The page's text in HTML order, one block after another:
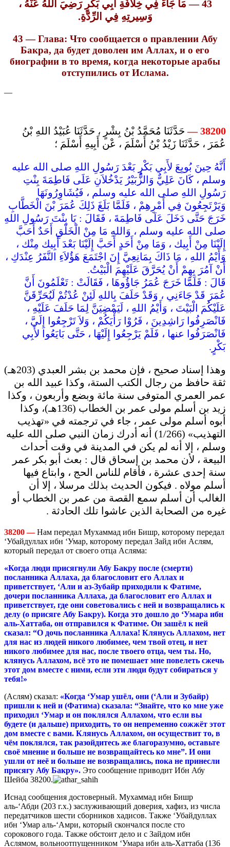
43 — مَا جَاءَ فِي خِلاَفَةِ أَبِي بَكْرٍ رَضِيَ اللهُ عَنْهُ ،
وَسِيرتِهِ فِي الرِّدّةِ.
43 — Глава: Что сообщается о правлении Абу
Бакра, да будет доволен им Аллах, и о его
биографии в то время, когда некоторые арабы
отступились от Ислама.
—
38200 —
حَدَّثَنَا مُحَمَّدُ بْنُ بِشْرٍ ، حَدَّثَنَا عُبَيْدُ اللهِ بْنُ
عُمَرَ ، حَدَّثَنَا زَيْدُ بْنُ أَسْلَمَ ، عْن أَبِيهِ أَسْلَمَ ؛
أَنَّهُ حِينَ بُويِعَ لأَبِي بَكْرٍ بَعْدَ رَسُولِ اللهِ صلى الله عليه
وسلم ، كَانَ عَلِيٌّ وَالزُّبَيْرُ يَدْخُلاَنِ عَلَى فَاطِمَةَ بِنْتِ
رَسُولِ اللهِ صلى الله عليه وسلم ، فَيُشَاوِرُونَهَا
وَيَرْتَجِعُونَ فِي أَمْرِهِمْ ، فَلَمَّا بَلَغَ ذَلِكَ عُمَرَ بْنَ الْخَطَّابِ
خَرَجَ حَتَّى دَخَلَ عَلَى فَاطِمَةَ ، فَقَالَ : يَا بِنْتَ رَسُولِ اللهِ
صلى الله عليه وسلم ، وَاللهِ مَا مِنْ الْخَلْقِ أَحَدٌ أَحَبَّ
إِلَيْنَا مِنْ أَبِيك ، وَمَا مِنْ أَحَدٍ أَحَبَّ إِلَيْنَا بَعْدَ أَبِيك مِنْك ،
وَأَيْمُ اللهِ ، مَا ذَاكَ بِمَانِعِيَّ إِنَ اجْتَمَعَ هَؤُلاَءِ النَّفَرُ عِنْدَكِ ،
أَنْ آمُرَ بِهِمْ أَنْ يُحَرَّقَ عَلَيْهِمَ الْبَيْتُ.
قَالَ : فَلَمَّا خَرَجَ عُمَرُ جَاؤُوهَا ، فَقَالَتْ : تَعْلَمُونَ أَنَّ
عُمَرَ قَدْ جَاءَنِي ، وَقَدْ حَلَفَ بِاللهِ لَئِنْ عُدْتُمْ لَيُحَرِّقَنَّ
عَلَيْكُمَ الْبَيْتَ ، وَأَيْمُ اللهِ ، لَيَمْضِيَنَّ لِمَا حَلَفَ عَلَيْهِ ،
فَانْصَرِفُوا رَاشِدِينَ ، فَرُوْا رَأْيَكُمْ ، وَلاَ تَرْجِعُوا إِلَيَّ ،
فَانْصَرَفُوا عنها ، فَلَمْ يَرْجِعُوا إِلَيْهَا ، حَتَّى بَايَعُوا لأَبِي
بَكْرٍ.
وهذا إسناد صحيح ، فإن محمد بن بشر العبدي (203هـ)
ثقة حافظ من رجال الكتب الستة، وكذا عبيد الله بن
عمر العمري المتوفى سنة مائة وبضع وأربعون ، وكذا
زيد بن أسلم مولى عمر بن الخطاب (136هـ)، وكذا
أبوه أسلم مولى عمر ، جاء في ترجمته في «تهذيب
التهذيب» (1/266) أنه أدرك زمان النبي صلى الله عليه
وسلم ، إلا أنه لم يكن في المدينة في وقت أحداث
البيعة ، لأن محمد بن إسحاق قال : بعث أبو بكر عمر
سنة إحدى عشرة ، فأقام للناس الحج ، وابتاع فيها
أسلم مولاه . فيكون الحديث بذلك مرسلا ، إلا أن
الغالب أن أسلم سمع القصة من عمر بن الخطاب أو
غيره من الصحابة الذين عاشوا تلك الحادثة .
38200 — Нам передал Мухаммад ибн Бишр, которому передал
‘Убайдуллах ибн ‘Умар, которому передал Зайд ибн Аслям,
который передал от своего отца Асляма:
«Когда люди присягнули Абу Бакру после (смерти)
посланника Аллаха, да благословит его Аллах и
приветствует, ‘Али и аз-Зубайр приходили к Фатиме,
дочери посланника Аллаха, да благословит его Аллах и
приветствует, где они советовались с ней и возвращались к
делу (о присяге Абу Бакру). Когда это дошло до ‘Умара ибн
аль-Хаттаба, он отправился к Фатиме. Он зашёл к ней
сказал: “О дочь посланника Аллаха! Клянусь Аллахом, нет
для нас из людей никого любимее, чем твой отец, и нет
никого любимее для нас, после твоего отца, чем ты. Но,
клянусь Аллахом, всё это не помешает мне повелеть сжечь
этот дом вместе с ними, если эти люди будут собираться у
тебя!»
(Аслям) сказал: «Когда ‘Умар ушёл, они (‘Али и Зубайр)
пришли к ней и (Фатима) сказала: “Знайте, что ко мне уже
приходил ‘Умар и он поклялся Аллахом, что если вы
будете (и дальше) приходить, то он непременно сожжёт этот
дом вместе с вами. Клянусь Аллахом, он осуществит то, в
чём поклялся, так разойдитесь же благоразумно, оставьте
своё мнение и больше не возвращайтесь ко мне”. И они
ушли от неё и больше не возвращались, пока не принесли
присягу Абу Бакру». Это сообщение приводит Ибн Абу
Шейба 38200.
Иснад сообщения достоверный. Мухаммад ибн Бишр
аль-‘Абди (203 г.х.) заслуживающий доверия, хафиз, из числа
передатчиков шести сборников хадисов. Также ‘Убайдуллах
ибн ‘Умар аль-‘Амри, который скончался после сто
сорокового года. Также обстоит дело и с Зайдом ибн
Аслямом, вольноотпущенником ‘Умара ибн аль-Хаттаба (136